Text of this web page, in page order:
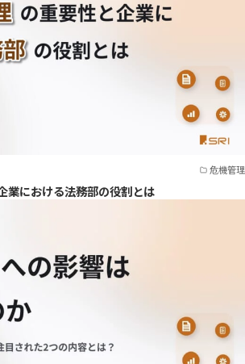
危機管理
業における法務部の役割とは